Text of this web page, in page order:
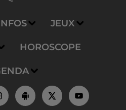
JEUX
HOROSCOPE